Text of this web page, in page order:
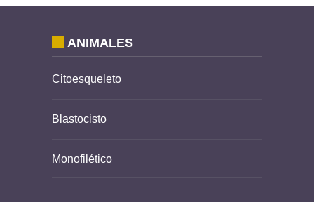
ANIMALES
Citoesqueleto
Blastocisto
Monofilético